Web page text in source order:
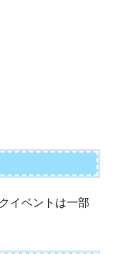
イベントは一部